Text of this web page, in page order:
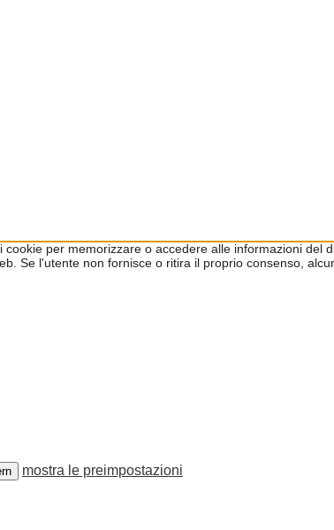
per memorizzare o accedere alle informazioni
Se l'utente non fornisce o ritira il proprio consenso,
mostra le preimpostazioni